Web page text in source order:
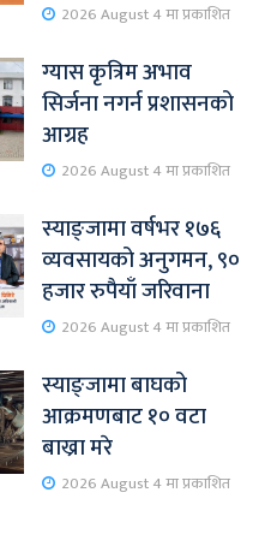
2026 August 4 मा प्रकाशित
ग्यास कृत्रिम अभाव
सिर्जना नगर्न प्रशासनको
आग्रह
2026 August 4 मा प्रकाशित
स्याङ्जामा वर्षभर १७६
व्यवसायको अनुगमन, ९०
हजार रुपैयाँ जरिवाना
2026 August 4 मा प्रकाशित
स्याङ्जामा बाघको
आक्रमणबाट १० वटा
बाख्रा मरे
2026 August 4 मा प्रकाशित